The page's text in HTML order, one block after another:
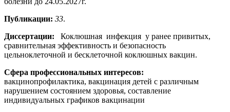
Публикации: 33.
Диссертации:
Коклюшная инфекция у ранее привитых,
сравнительная эффективность и безопасность
цельноклеточной и бесклеточной коклюшных вакцин.
Сфера профессиональных интересов:
вакцинопрофилактика, вакцинация детей с различным
нарушением состоянием здоровья, составление
индивидуальных графиков вакцинации